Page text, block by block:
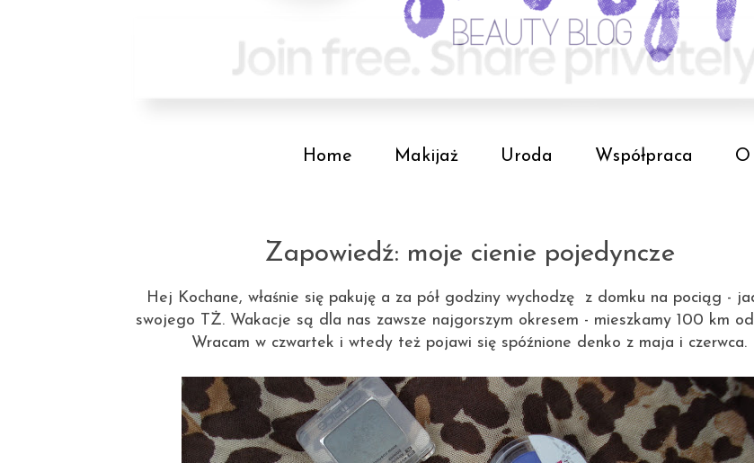
Home Makijaż Uroda Współpraca O
Zapowiedź: moje cienie pojedyncze
Hej Kochane, właśnie się pakuję a za pół godziny wychodzę z domku na pociąg -
swojego TŻ. Wakacje są dla nas zawsze najgorszym okresem - mieszkamy 100 km
Wracam w czwartek i wtedy też pojawi się spóźnione denko z maja i czerwca.